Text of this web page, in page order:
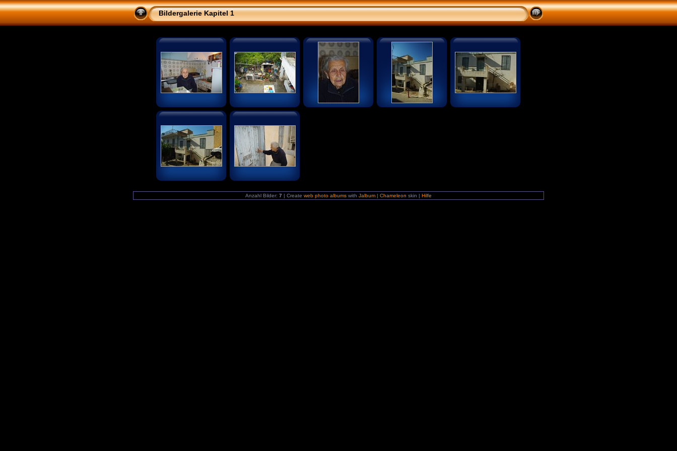
Bildergalerie Kapitel 1
Anzahl Bilder: 7 | Create web photo albums with Jalbum | Chameleon skin | Hilfe